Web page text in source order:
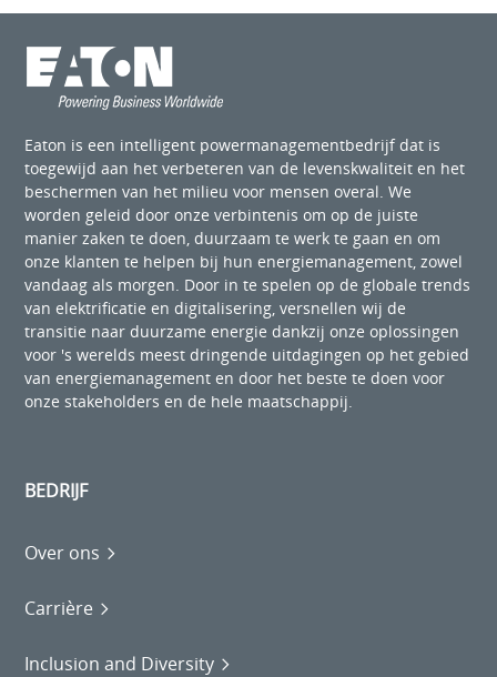
Eaton is een intelligent powermanagementbedrijf dat is
toegewijd aan het verbeteren van de levenskwaliteit en het
beschermen van het milieu voor mensen overal. We
worden geleid door onze verbintenis om op de juiste
manier zaken te doen, duurzaam te werk te gaan en om
onze klanten te helpen bij hun energiemanagement, zowel
vandaag als morgen. Door in te spelen op de globale trends
van elektrificatie en digitalisering, versnellen wij de
transitie naar duurzame energie dankzij onze oplossingen
voor 's werelds meest dringende uitdagingen op het gebied
van energiemanagement en door het beste te doen voor
onze stakeholders en de hele maatschappij.
BEDRIJF
Over ons
Carrière
Inclusion and Diversity